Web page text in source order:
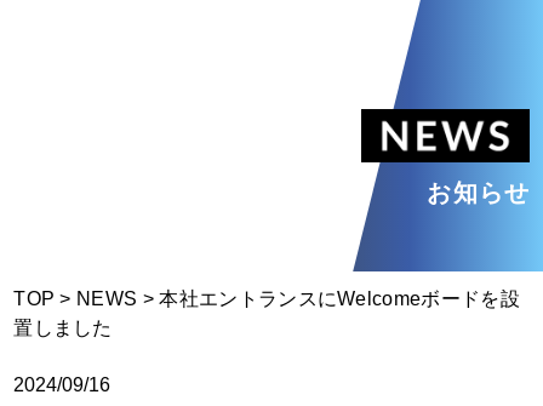
お知らせ
TOP > NEWS >本社エントランスにWelcomeボードを設
置しました
2024/09/16